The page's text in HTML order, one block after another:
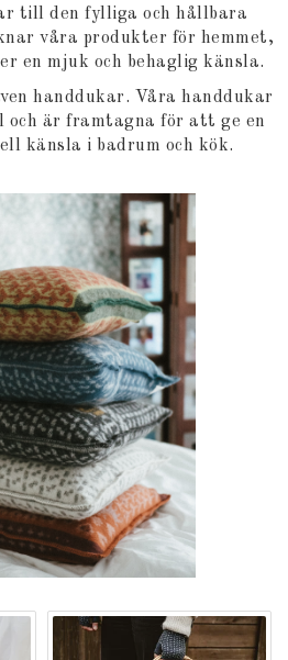
till den fylliga och hållbara
våra produkter för hemmet,
en mjuk och behaglig känsla.
handdukar. Våra handdukar
är framtagna för att ge en
känsla i badrum och kök.